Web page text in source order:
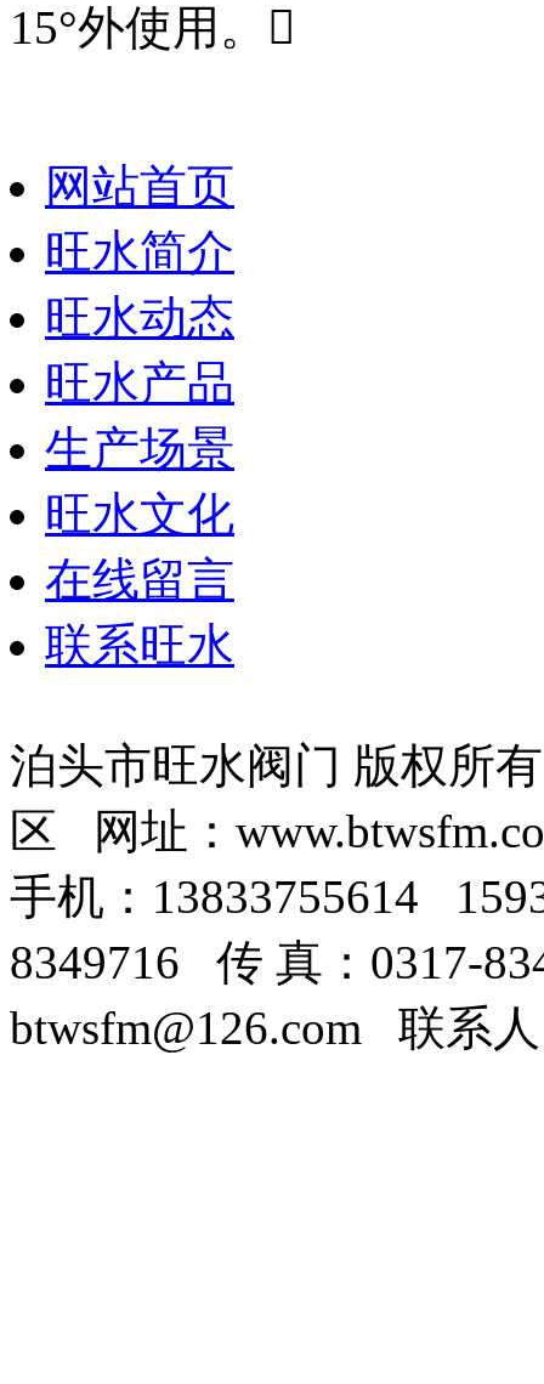
15°外使用。
网站首页
旺水简介
旺水动态
旺水产品
生产场景
旺水文化
在线留言
联系旺水
泊头市旺水阀门 版权所
区 网址：
手机：13833755614
8349716 传 真：0317-
btwsfm@126.com 联系